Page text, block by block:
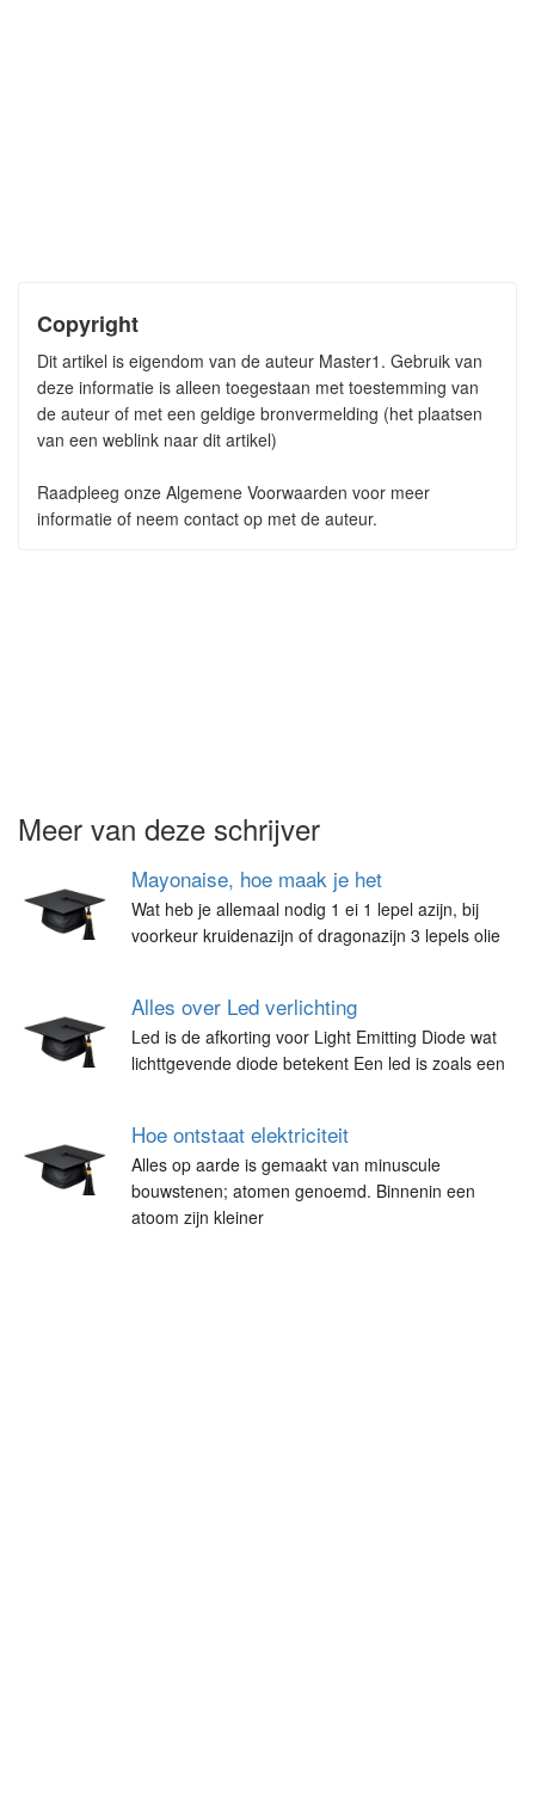
Copyright
Dit artikel is eigendom van de auteur Master1. Gebruik van
deze informatie is alleen toegestaan met toestemming van
de auteur of met een geldige bronvermelding (het plaatsen
van een weblink naar dit artikel)
Raadpleeg onze Algemene Voorwaarden voor meer
informatie of neem contact op met de auteur.
Meer van deze schrijver
Mayonaise, hoe maak je het
Wat heb je allemaal nodig 1 ei 1 lepel azijn, bij
voorkeur kruidenazijn of dragonazijn 3 lepels olie
Alles over Led verlichting
Led is de afkorting voor Light Emitting Diode wat
lichttgevende diode betekent Een led is zoals een
Hoe ontstaat elektriciteit
Alles op aarde is gemaakt van minuscule
bouwstenen; atomen genoemd. Binnenin een
atoom zijn kleiner